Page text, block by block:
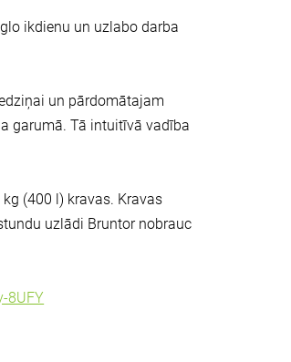
ikdienu un uzlabo darba
un pārdomātajam
garumā. Tā intuitīvā vadība
(400 l) kravas. Kravas
uzlādi Bruntor nobrauc
8UFY